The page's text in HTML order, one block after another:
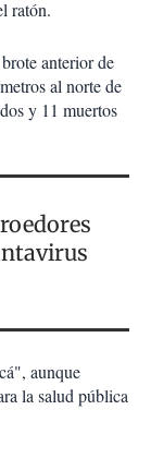
ratón.
anterior de
al norte de
y 11 muertos
aunque
la salud pública